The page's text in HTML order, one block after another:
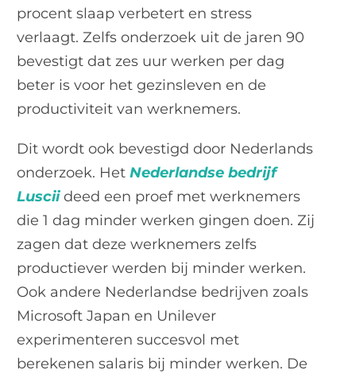
procent slaap verbetert en stress
verlaagt. Zelfs onderzoek uit de jaren 90
bevestigt dat zes uur werken per dag
beter is voor het gezinsleven en de
productiviteit van werknemers.
Dit wordt ook bevestigd door Nederlands
onderzoek. HetNederlandse bedrijf
Luscii deed een proef met werknemers
die 1 dag minder werken gingen doen. Zij
zagen dat deze werknemers zelfs
productiever werden bij minder werken.
Ook andere Nederlandse bedrijven zoals
Microsoft Japan en Unilever
experimenteren succesvol met
berekenen salaris bij minder werken. De